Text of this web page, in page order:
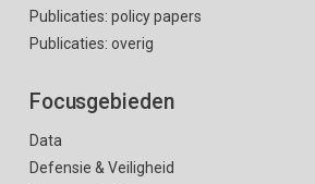
Publicaties: policy papers
Publicaties: overig
Focusgebieden
Data
Defensie & Veiligheid